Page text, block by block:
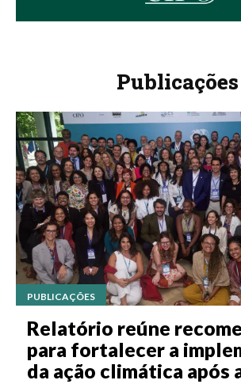
Publicações
PUBLICAÇÕES
Relatório reúne
para fortalecer a
da ação climática após